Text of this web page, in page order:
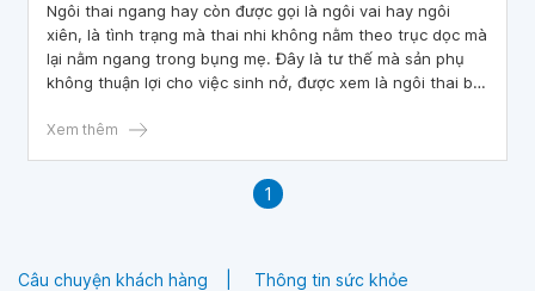
Ngôi thai ngang hay còn được gọi là ngôi vai hay ngôi
xiên, là tình trạng mà thai nhi không nằm theo trục dọc mà
lại nằm ngang trong bụng mẹ. Đây là tư thế mà sản phụ
không thuận lợi cho việc sinh nở, được xem là ngôi thai bất
ngang nên mổ ở tuần bao nhiêu?
Xem thêm
1
Câu chuyện khách hàng Thông tin sức khỏe